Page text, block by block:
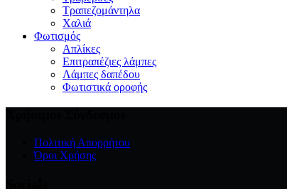
Τραπεζομάντηλα
Χαλιά
Φωτισμός
Απλίκες
Επιτραπέζιες λάμπες
Λάμπες δαπέδου
Φωτιστικά οροφής
Πολιτική Απορρήτου
Όροι Χρήσης